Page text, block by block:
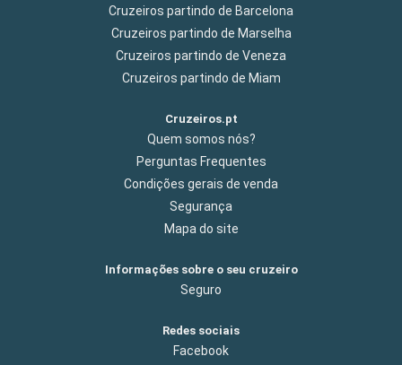
Cruzeiros partindo de Barcelona
Cruzeiros partindo de Marselha
Cruzeiros partindo de Veneza
Cruzeiros partindo de Miam
Cruzeiros.pt
Quem somos nós?
Perguntas Frequentes
Condições gerais de venda
Segurança
Mapa do site
Informações sobre o seu cruzeiro
Seguro
Redes sociais
Facebook